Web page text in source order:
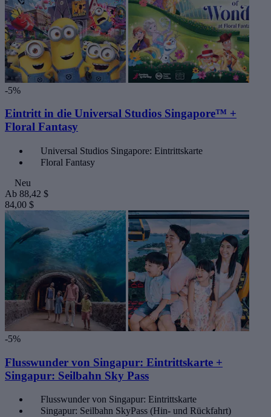
-5%
Eintritt in die Universal Studios Singapore™ +
Floral Fantasy
Universal Studios Singapore: Eintrittskarte
Floral Fantasy
Neu
Ab 88,42 $
84,00 $
-5%
Flusswunder von Singapur: Eintrittskarte +
Singapur: Seilbahn Sky Pass
Flusswunder von Singapur: Eintrittskarte
Singapur: Seilbahn SkyPass (Hin- und Rückfahrt)